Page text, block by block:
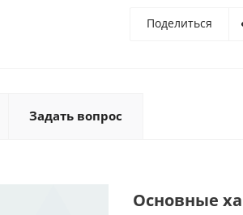
Поделиться
Задать вопрос
Основные